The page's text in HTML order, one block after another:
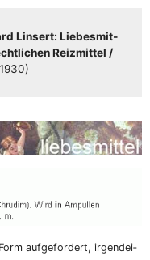
Lin­sert: Lie­bes­mit­
Reiz­mit­tel /​​
auf­ge­for­dert, irgend­ei­